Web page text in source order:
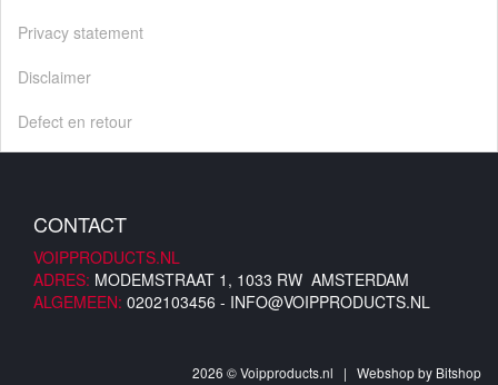
Privacy statement
Disclaimer
Defect en retour
CONTACT
VOIPPRODUCTS.NL
ADRES: MODEMSTRAAT 1, 1033 RW AMSTERDAM
ALGEMEEN: 0202103456 - INFO@VOIPPRODUCTS.NL
2026 © Voipproducts.nl | Webshop by Bitshop